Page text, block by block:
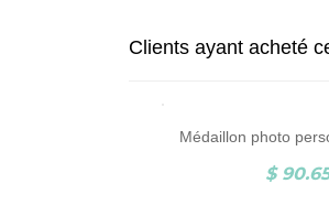
Clients ayant acheté
$